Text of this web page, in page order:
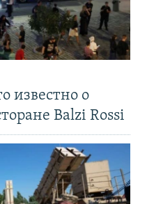
известно о
Balzi Rossi